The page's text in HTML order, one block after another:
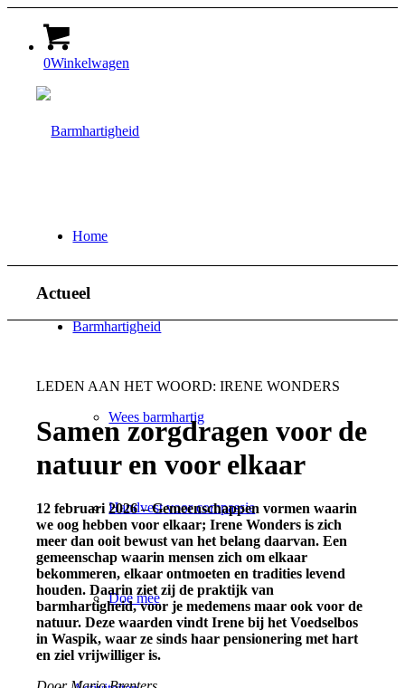
0Winkelwagen
Home
Barmhartigheid
Wees barmhartig
Handvest voor compassie
Doe mee
Actueel
LEDEN AAN HET WOORD: IRENE WONDERS
Samen zorgdragen voor de
natuur en voor elkaar
12 februari 2026 –Gemeenschappen vormen waarin
we oog hebben voor elkaar; Irene Wonders is zich
meer dan ooit bewust van het belang daarvan. Een
gemeenschap waarin mensen zich om elkaar
bekommeren, elkaar ontmoeten en tradities levend
houden. Daarin ziet zij de praktijk van
barmhartigheid, voor je medemens maar ook voor de
natuur. Deze waarden vindt Irene bij het Voedselbos
in Waspik, waar ze sinds haar pensionering met hart
en ziel vrijwilliger is.